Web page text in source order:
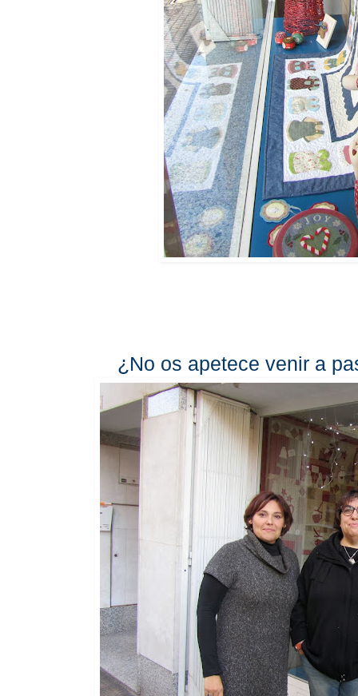
¿No os apetece venir a